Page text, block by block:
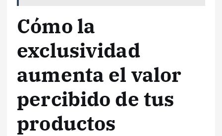
Cómo la
exclusividad
aumenta el valor
percibido de tus
productos